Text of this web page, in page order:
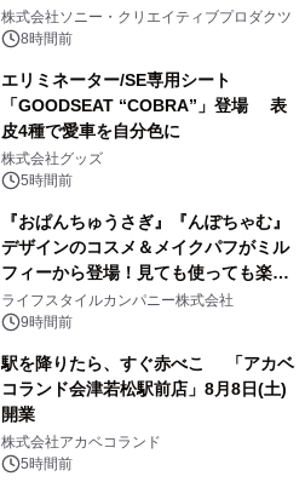
株式会社ソニー・クリエイティブプロダクツ
8時間前
エリミネーター/SE専用シート
「GOODSEAT “COBRA”」登場 表
皮4種で愛車を自分色に
株式会社グッズ
5時間前
『おぱんちゅうさぎ』『んぽちゃむ』
デザインのコスメ＆メイクパフがミル
フィーから登場！見ても使っても楽し
い、ポップでキュートなコレクショ
ン。
ライフスタイルカンパニー株式会社
9時間前
駅を降りたら、すぐ赤べこ 「アカベ
コランド会津若松駅前店」8月8日(土)
開業
株式会社アカベコランド
5時間前